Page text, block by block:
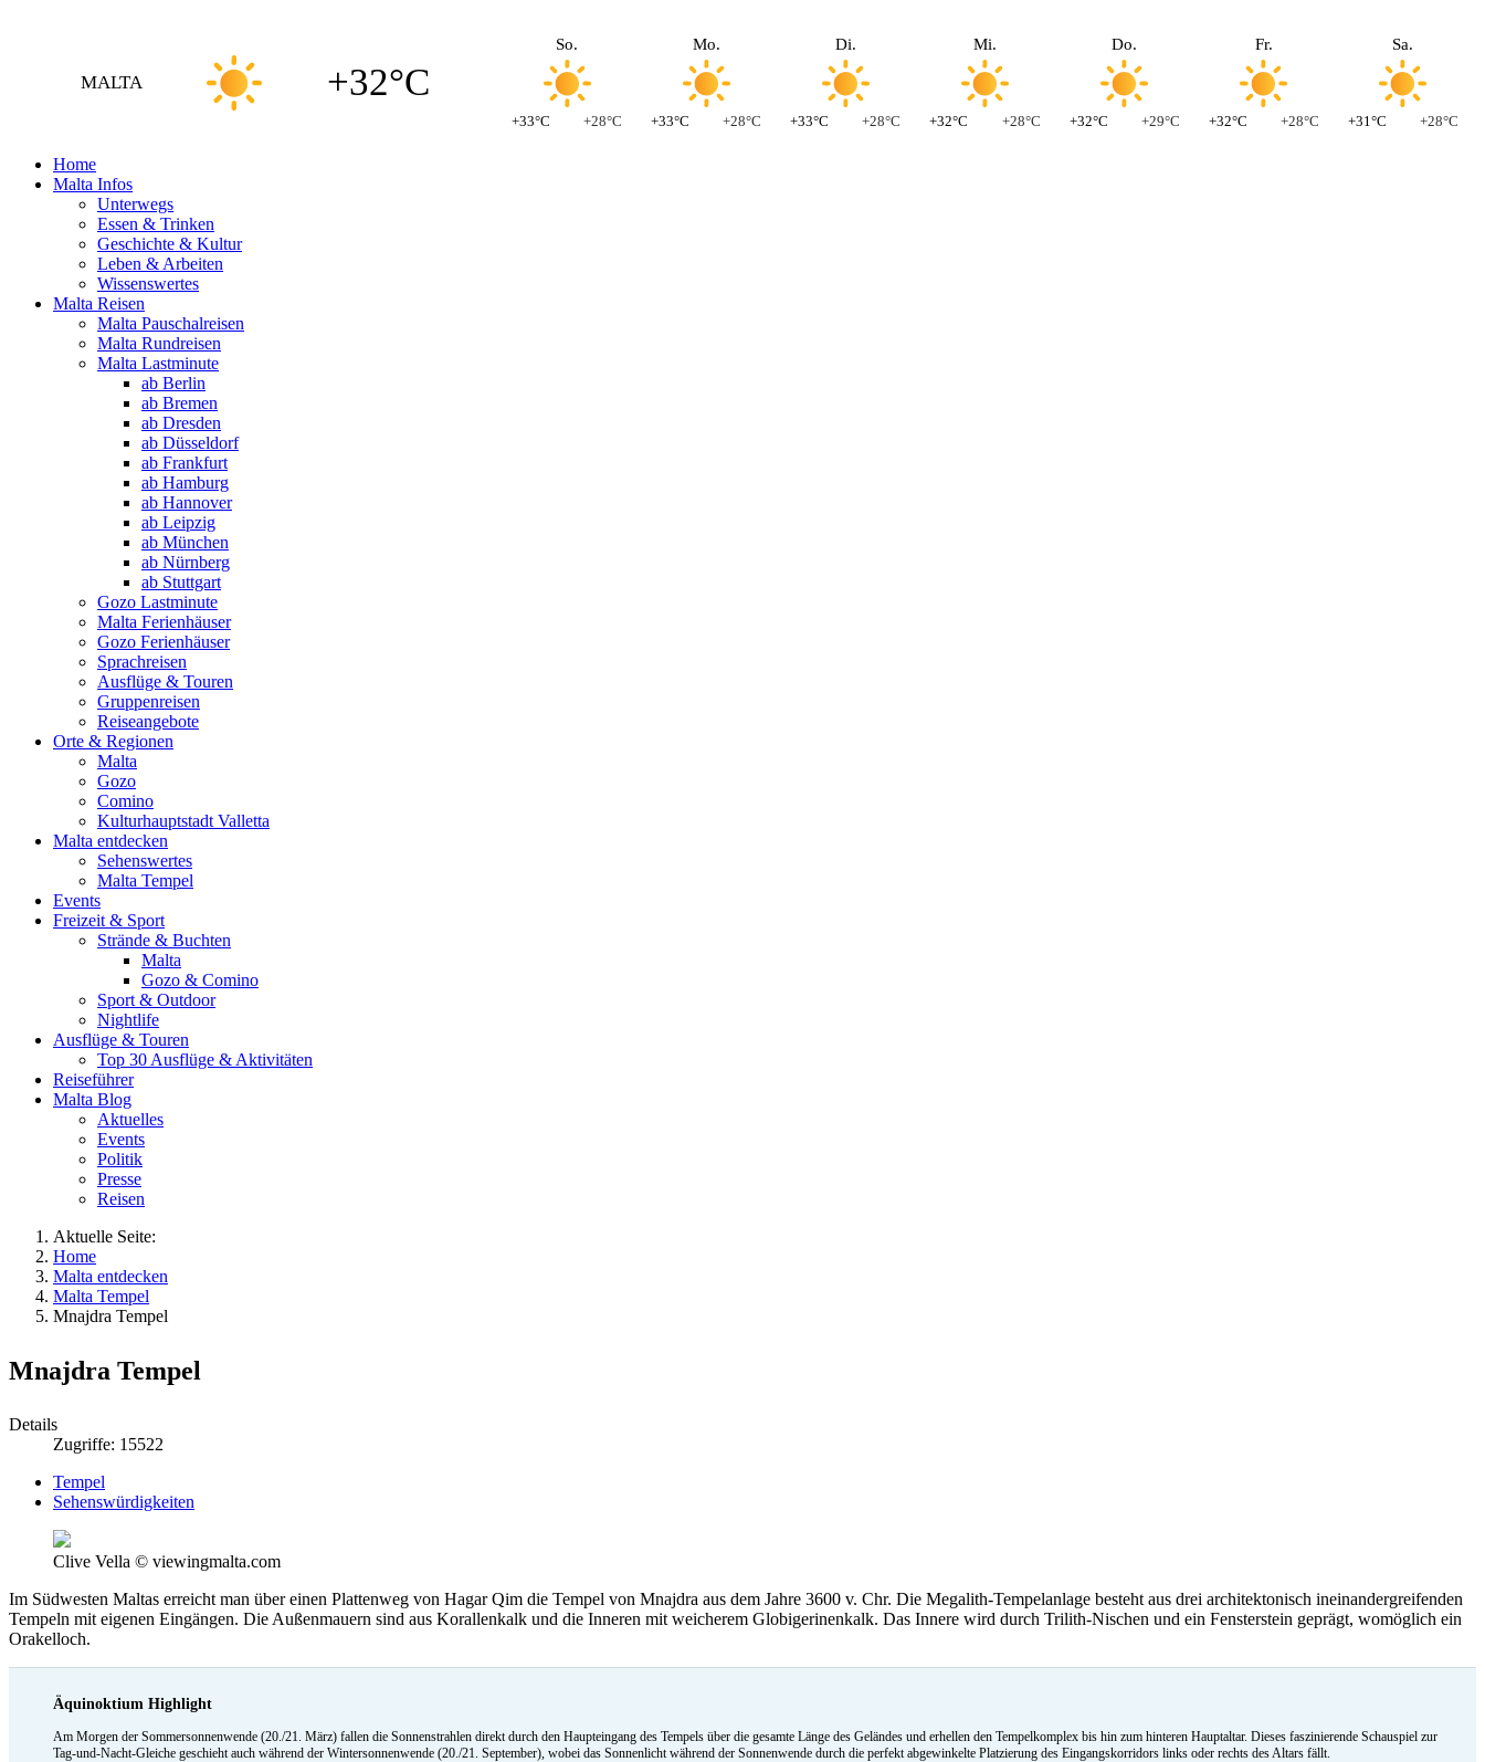
MALTA +32°C
So.
+33°C +28°C
Mo.
+33°C +28°C
Di.
+33°C +28°C
Mi.
+32°C +28°C
Do.
+32°C +29°C
Fr.
+32°C +28°C
Sa.
+31°C +28°C
Home
Malta Infos
Unterwegs
Essen & Trinken
Geschichte & Kultur
Leben & Arbeiten
Wissenswertes
Malta Reisen
Malta Pauschalreisen
Malta Rundreisen
Malta Lastminute
ab Berlin
ab Bremen
ab Dresden
ab Düsseldorf
ab Frankfurt
ab Hamburg
ab Hannover
ab Leipzig
ab München
ab Nürnberg
ab Stuttgart
Gozo Lastminute
Malta Ferienhäuser
Gozo Ferienhäuser
Sprachreisen
Ausflüge & Touren
Gruppenreisen
Reiseangebote
Orte & Regionen
Malta
Gozo
Comino
Kulturhauptstadt Valletta
Malta entdecken
Sehenswertes
Malta Tempel
Events
Freizeit & Sport
Strände & Buchten
Malta
Gozo & Comino
Sport & Outdoor
Nightlife
Ausflüge & Touren
Top 30 Ausflüge & Aktivitäten
Reiseführer
Malta Blog
Aktuelles
Events
Politik
Presse
Reisen
Aktuelle Seite:
Home
Malta entdecken
Malta Tempel
Mnajdra Tempel
Mnajdra Tempel
Details
Zugriffe: 15522
Tempel
Sehenswürdigkeiten
Clive Vella © viewingmalta.com
Im Südwesten Maltas erreicht man über einen Plattenweg von Hagar Qim die Tempel von Mnajdra aus dem Jahre 3600 v. Chr. Die Megalith-Tempelanlage besteht aus drei architektonisch ineinandergreifenden
Tempeln mit eigenen Eingängen. Die Außenmauern sind aus Korallenkalk und die Inneren mit weicherem Globigerinenkalk. Das Innere wird durch Trilith-Nischen und ein Fensterstein geprägt, womöglich ein
Orakelloch.
Äquinoktium Highlight
Am Morgen der Sommersonnenwende (20./21. März) fallen die Sonnenstrahlen direkt durch den Haupteingang des Tempels über die gesamte Länge des Geländes und erhellen den Tempelkomplex bis hin zum hinteren Hauptaltar. Dieses faszinierende Schauspiel zur
Tag-und-Nacht-Gleiche geschieht auch während der Wintersonnenwende (20./21. September), wobei das Sonnenlicht während der Sonnenwende durch die perfekt abgewinkelte Platzierung des Eingangskorridors links oder rechts des Altars fällt.